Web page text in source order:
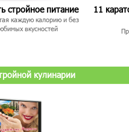
стройное питание
каждую калорию и без
вкусностей
11
кулинарии